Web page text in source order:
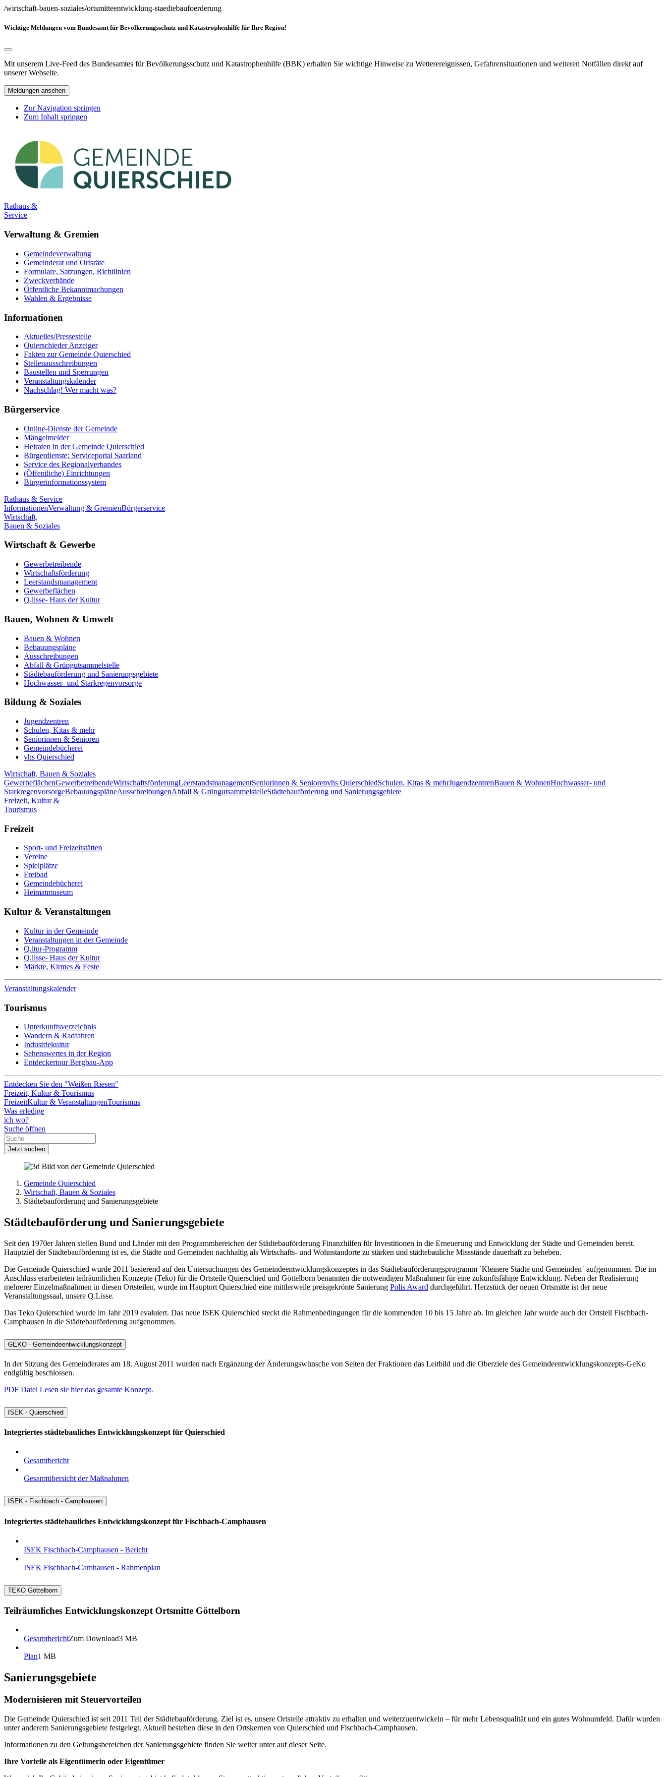
/wirtschaft-bauen-soziales/ortsmitteentwicklung-staedtebaufoerderung
Wichtige Meldungen vom Bundesamt für Bevölkerungsschutz und Katastrophenhilfe für Ihre Region!
Mit unserem Live-Feed des Bundesamtes für Bevölkerungsschutz und Katastrophenhilfe (BBK) erhalten Sie wichtige Hinweise zu Wetterereignissen, Gefahrensituationen und weiteren Notfällen direkt auf
unserer Webseite.
Meldungen ansehen
Zur Navigation springen
Zum Inhalt springen
Rathaus &
Service
Verwaltung & Gremien
Gemeindeverwaltung
Gemeinderat und Ortsräte
Formulare, Satzungen, Richtlinien
Zweckverbände
Öffentliche Bekanntmachungen
Wahlen & Ergebnisse
Informationen
Aktuelles/Pressestelle
Quierschieder Anzeiger
Fakten zur Gemeinde Quierschied
Stellenausschreibungen
Baustellen und Sperrungen
Veranstaltungskalender
Nachschlag! Wer macht was?
Bürgerservice
Online-Dienste der Gemeinde
Mängelmelder
Heiraten in der Gemeinde Quierschied
Bürgerdienste: Serviceportal Saarland
Service des Regionalverbandes
(Öffentliche) Einrichtungen
Bürgerinformationssystem
Rathaus & Service
InformationenVerwaltung & GremienBürgerservice
Wirtschaft,
Bauen & Soziales
Wirtschaft & Gewerbe
Gewerbetreibende
Wirtschaftsförderung
Leerstandsmanagement
Gewerbeflächen
Q.lisse- Haus der Kultur
Bauen, Wohnen & Umwelt
Bauen & Wohnen
Bebauungspläne
Ausschreibungen
Abfall & Grüngutsammelstelle
Städtebauförderung und Sanierungsgebiete
Hochwasser- und Starkregenvorsorge
Bildung & Soziales
Jugendzentren
Schulen, Kitas & mehr
Seniorinnen & Senioren
Gemeindebücherei
vhs Quierschied
Wirtschaft, Bauen & Soziales
GewerbeflächenGewerbetreibendeWirtschaftsförderungLeerstandsmanagementSeniorinnen & Seniorenvhs QuierschiedSchulen, Kitas & mehrJugendzentrenBauen & WohnenHochwasser- und
StarkregenvorsorgeBebauungspläneAusschreibungenAbfall & GrüngutsammelstelleStädtebauförderung und Sanierungsgebiete
Freizeit, Kultur &
Tourismus
Freizeit
Sport- und Freizeitstätten
Vereine
Spielplätze
Freibad
Gemeindebücherei
Heimatmuseum
Kultur & Veranstaltungen
Kultur in der Gemeinde
Veranstaltungen in der Gemeinde
Q.ltur-Programm
Q.lisse- Haus der Kultur
Märkte, Kirmes & Feste
Veranstaltungskalender
Tourismus
Unterkunftsverzeichnis
Wandern & Radfahren
Industriekultur
Sehenswertes in der Region
Entdeckertour Bergbau-App
Entdecken Sie den "Weißen Riesen"
Freizeit, Kultur & Tourismus
FreizeitKultur & VeranstaltungenTourismus
Was erledige
ich wo?
Suche öffnen
Jetzt suchen
Gemeinde Quierschied
Wirtschaft, Bauen & Soziales
Städtebauförderung und Sanierungsgebiete
Städtebauförderung und Sanierungsgebiete
Seit den 1970er Jahren stellen Bund und Länder mit den Programmbereichen der Städtebauförderung Finanzhilfen für Investitionen in die Erneuerung und Entwicklung der Städte und Gemeinden bereit.
Hauptziel der Städtebauförderung ist es, die Städte und Gemeinden nachhaltig als Wirtschafts- und Wohnstandorte zu stärken und städtebauliche Missstände dauerhaft zu beheben.
Die Gemeinde Quierschied wurde 2011 basierend auf den Untersuchungen des Gemeindeentwicklungskonzeptes in das Städtebauförderungsprogramm `Kleinere Städte und Gemeinden´ aufgenommen. Die im
Anschluss erarbeiteten teilräumlichen Konzepte (Teko) für die Ortsteile Quierschied und Göttelborn benannten die notwendigen Maßnahmen für eine zukunftsfähige Entwicklung. Neben der Realisierung
mehrerer Einzelmaßnahmen in diesen Ortsteilen, wurde im Hauptort Quierschied eine mittlerweile preisgekrönte Sanierung Polis Award durchgeführt. Herzstück der neuen Ortsmitte ist der neue
Veranstaltungssaal, unsere Q.Lisse.
Das Teko Quierschied wurde im Jahr 2019 evaluiert. Das neue ISEK Quierschied steckt die Rahmenbedingungen für die kommenden 10 bis 15 Jahre ab. Im gleichen Jahr wurde auch der Ortsteil Fischbach-
Camphausen in die Städtebauförderung aufgenommen.
GEKO - Gemeindeentwicklungskonzept
In der Sitzung des Gemeinderates am 18. August 2011 wurden nach Ergänzung der Änderungswünsche von Seiten der Fraktionen das Leitbild und die Oberziele des Gemeindeentwicklungskonzepts-GeKo
endgültig beschlossen.
PDF Datei Lesen sie hier das gesamte Konzept.
ISEK - Quierschied
Integriertes städtebauliches Entwicklungskonzept für Quierschied
Gesamtbericht
Gesamtübersicht der Maßnahmen
ISEK - Fischbach - Camphausen
Integriertes städtebauliches Entwicklungskonzept für Fischbach-Camphausen
ISEK Fischbach-Camphausen - Bericht
ISEK Fischbach-Camhausen - Rahmenplan
TEKO Göttelborn
Teilräumliches Entwicklungskonzept Ortsmitte Göttelborn
GesamtberichtZum Download3 MB
Plan1 MB
Sanierungsgebiete
Modernisieren mit Steuervorteilen
Die Gemeinde Quierschied ist seit 2011 Teil der Städtebauförderung. Ziel ist es, unsere Ortsteile attraktiv zu erhalten und weiterzuentwickeln – für mehr Lebensqualität und ein gutes Wohnumfeld. Dafür wurden
unter anderem Sanierungsgebiete festgelegt. Aktuell bestehen diese in den Ortskernen von Quierschied und Fischbach-Camphausen.
Informationen zu den Geltungsbereichen der Sanierungsgebiete finden Sie weiter unter auf dieser Seite.
Ihre Vorteile als Eigentümerin oder Eigentümer